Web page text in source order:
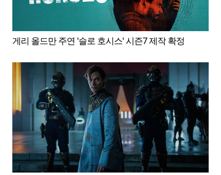
게리 올드만 주연 '슬로 호시스' 시즌7 제작 확정